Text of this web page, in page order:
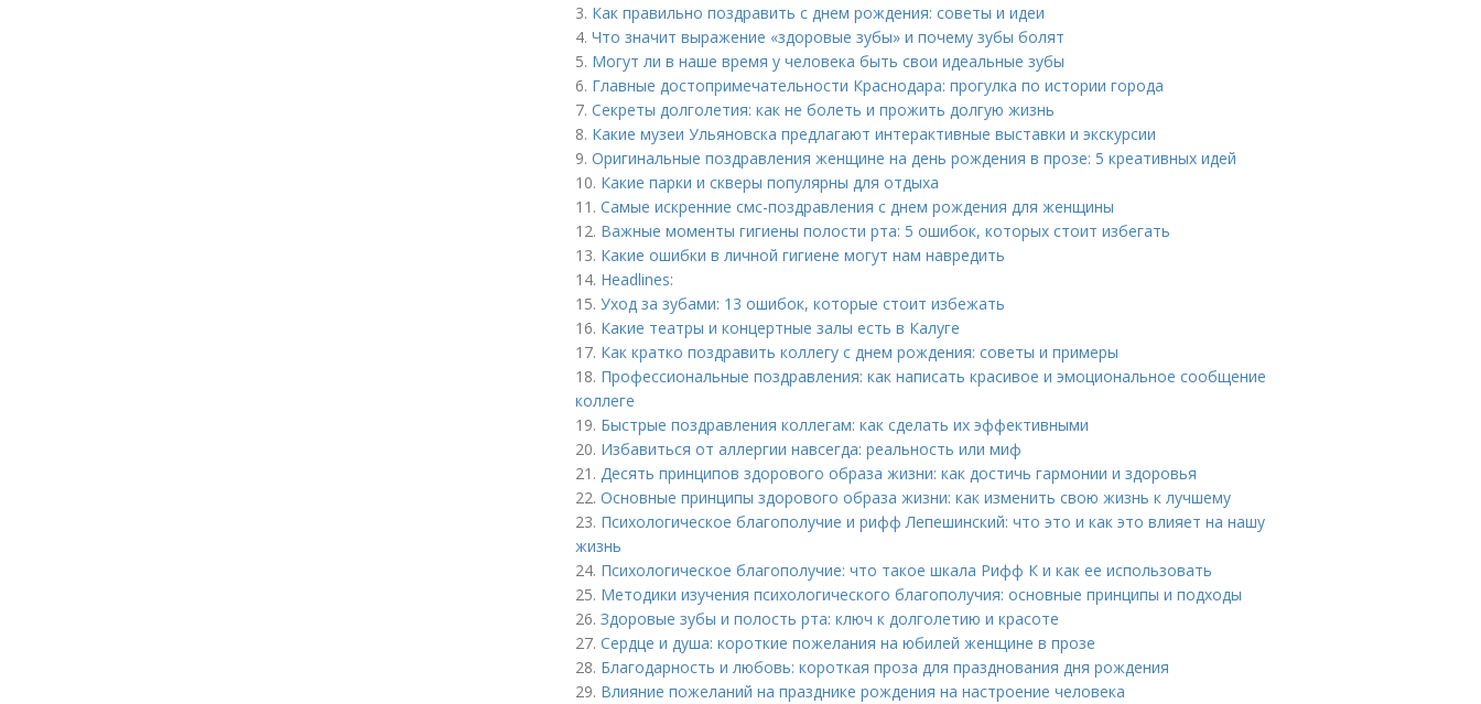
3. Как правильно поздравить с днем рождения: советы и идеи
4. Что значит выражение «здоровые зубы» и почему зубы болят
5. Могут ли в наше время у человека быть свои идеальные зубы
6. Главные достопримечательности Краснодара: прогулка по истории города
7. Секреты долголетия: как не болеть и прожить долгую жизнь
8. Какие музеи Ульяновска предлагают интерактивные выставки и экскурсии
9. Оригинальные поздравления женщине на день рождения в прозе: 5 креативных идей
10. Какие парки и скверы популярны для отдыха
11. Самые искренние смс-поздравления с днем рождения для женщины
12. Важные моменты гигиены полости рта: 5 ошибок, которых стоит избегать
13. Какие ошибки в личной гигиене могут нам навредить
14. Headlines:
15. Уход за зубами: 13 ошибок, которые стоит избежать
16. Какие театры и концертные залы есть в Калуге
17. Как кратко поздравить коллегу с днем рождения: советы и примеры
18. Профессиональные поздравления: как написать красивое и эмоциональное сообщение
коллеге
19. Быстрые поздравления коллегам: как сделать их эффективными
20. Избавиться от аллергии навсегда: реальность или миф
21. Десять принципов здорового образа жизни: как достичь гармонии и здоровья
22. Основные принципы здорового образа жизни: как изменить свою жизнь к лучшему
23. Психологическое благополучие и рифф Лепешинский: что это и как это влияет на нашу
жизнь
24. Психологическое благополучие: что такое шкала Рифф К и как ее использовать
25. Методики изучения психологического благополучия: основные принципы и подходы
26. Здоровые зубы и полость рта: ключ к долголетию и красоте
27. Сердце и душа: короткие пожелания на юбилей женщине в прозе
28. Благодарность и любовь: короткая проза для празднования дня рождения
29. Влияние пожеланий на празднике рождения на настроение человека